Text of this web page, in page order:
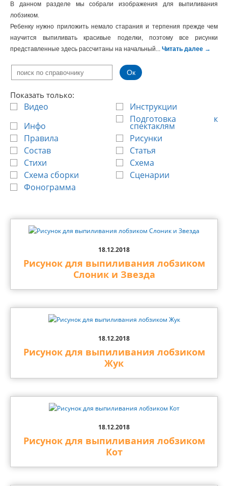
В данном разделе мы собрали изображения для выпиливания
лобзиком.
Ребенку нужно приложить немало старания и терпения прежде чем
научится выпиливать красивые поделки, поэтому все рисунки
представленные здесь рассчитаны на начальный... Читать далее →
Показать только:
Видео
Инструкции
Инфо
Подготовка к
спектаклям
Правила
Рисунки
Состав
Статья
Стихи
Схема
Схема сборки
Сценарии
Фонограмма
18.12.2018
Рисунок для выпиливания лобзиком
Слоник и Звезда
18.12.2018
Рисунок для выпиливания лобзиком
Жук
18.12.2018
Рисунок для выпиливания лобзиком
Кот